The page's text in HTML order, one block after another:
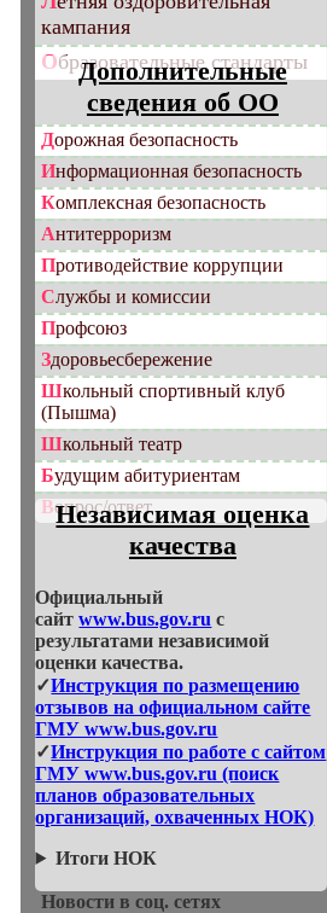
кампания
Образовательные стандарты
Дополнительные
сведения об ОО
Дорожная безопасность
Информационная безопасность
Комплексная безопасность
Антитерроризм
Противодействие коррупции
Службы и комиссии
Профсоюз
Здоровьесбережение
Школьный спортивный клуб
(Пышма)
Школьный театр
Будущим абитуриентам
Вопрос/ответ
Независимая оценка
качества
Официальный
сайтwww.bus.gov.ru с
результатами независимой
оценки качества.
✓Инструкция по размещению
отзывов на официальном сайте
ГМУ www.bus.gov.ru
✓Инструкция по работе с сайтом
ГМУ www.bus.gov.ru (поиск
планов образовательных
организаций, охваченных НОК)
Итоги НОК
Новости в соц. сетях